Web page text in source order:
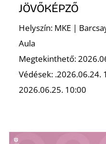
JÖVŐKÉPZŐ
Helyszín: MKE |
Aula
Megtekinthető:
Védések: .2026.06.24.
2026.06.25. 10:00